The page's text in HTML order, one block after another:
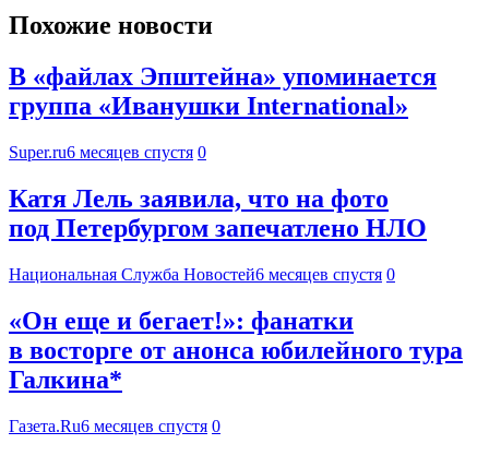
Похожие новости
В «файлах Эпштейна» упоминается
группа «Иванушки International»
Super.ru6 месяцев спустя 0
Катя Лель заявила, что на фото
под Петербургом запечатлено НЛО
Национальная Служба Новостей6 месяцев спустя 0
«Он еще и бегает!»: фанатки
в восторге от анонса юбилейного тура
Галкина*
Газета.Ru6 месяцев спустя 0